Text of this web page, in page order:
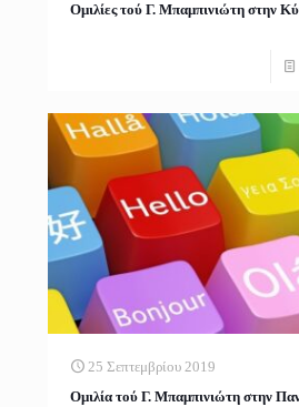
Ομιλίες τού Γ. Μπαμπινιώτη στην
25 Σεπτεμβρίου 2019
Ομιλία τού Γ. Μπαμπινιώτη στην